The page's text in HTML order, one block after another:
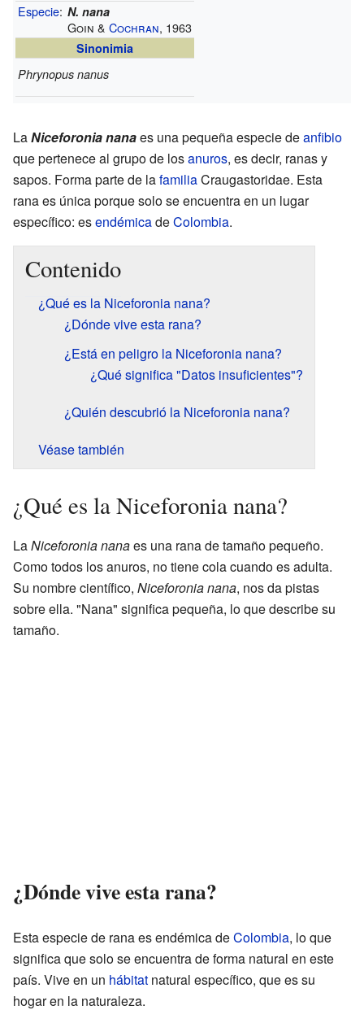
Especie: N. nana
Goin &Cochran, 1963
Sinonimia
Phrynopus nanus
LaNiceforonia nanaes una pequeña especie deanfibio
que pertenece al grupo de losanuros, es decir, ranas y
sapos. Forma parte de lafamiliaCraugastoridae. Esta
rana es única porque solo se encuentra en un lugar
específico: esendémicadeColombia.
Contenido
¿Qué es la Niceforonia nana?
¿Dónde vive esta rana?
¿Está en peligro la Niceforonia nana?
¿Qué significa "Datos insuficientes"?
¿Quién descubrió la Niceforonia nana?
Véase también
¿Qué es la Niceforonia nana?
LaNiceforonia nanaes una rana de tamaño pequeño.
Como todos los anuros, no tiene cola cuando es adulta.
Su nombre científico, Niceforonia nana, nos da pistas
sobre ella. "Nana" significa pequeña, lo que describe su
tamaño.
¿Dónde vive esta rana?
Esta especie de rana es endémica deColombia, lo que
significa que solo se encuentra de forma natural en este
país. Vive en un hábitat natural específico, que es su
hogar en la naturaleza.